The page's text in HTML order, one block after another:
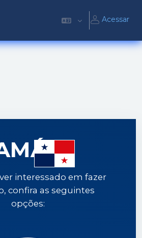
Acessar
interessado em fazer
confira as seguintes
opções: